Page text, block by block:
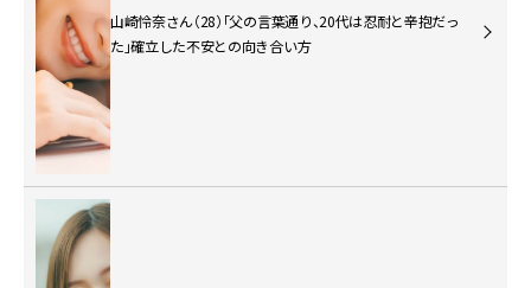
山崎怜奈さん（28）「父の言葉通り、20代は忍耐と辛抱だっ
た」確立した不安との向き合い方